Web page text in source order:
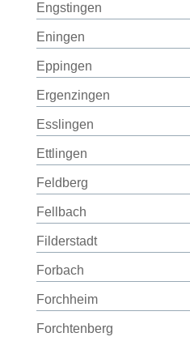
Engstingen
Eningen
Eppingen
Ergenzingen
Esslingen
Ettlingen
Feldberg
Fellbach
Filderstadt
Forbach
Forchheim
Forchtenberg